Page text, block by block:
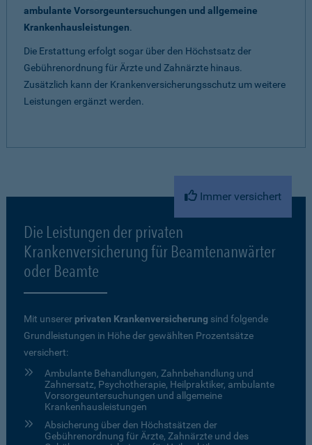
ambulante Vorsorgeuntersuchungen und allgemeine
Krankenhausleistungen.
Die Erstattung erfolgt sogar über den Höchstsatz der
Gebührenordnung für Ärzte und Zahnärzte hinaus.
Zusätzlich kann der Krankenversicherungsschutz um weitere
Leistungen ergänzt werden.
Immer versichert
Die Leistungen der privaten
Krankenversicherung für Beamtenanwärter
oder Beamte
Mit unserer privaten Krankenversicherung sind folgende
Grundleistungen in Höhe der gewählten Prozentsätze
versichert:
Ambulante Behandlungen, Zahnbehandlung und
Zahnersatz, Psychotherapie, Heilpraktiker, ambulante
Vorsorgeuntersuchungen und allgemeine
Krankenhausleistungen
Absicherung über den Höchstsätzen der
Gebührenordnung für Ärzte, Zahnärzte und des